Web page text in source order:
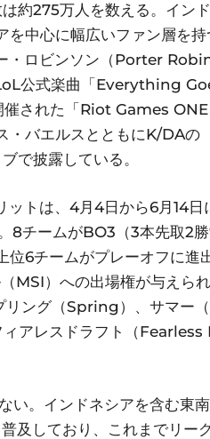
約275万人を数える。イン
を中心に幅広いファン層を
・ロビンソン（Porter
公式楽曲「Everything
催された「Riot Games
・バエルスとともにK/DAの
で披露している。
トは、4月4日から6月14日
チームがBO3（3本先取2
位6チームがプレーオフに進
MSI）への出場権が与えら
ング（Spring）、サマー
アレスドラフト（
い。インドネシアを含む東
及しており、これまでリー